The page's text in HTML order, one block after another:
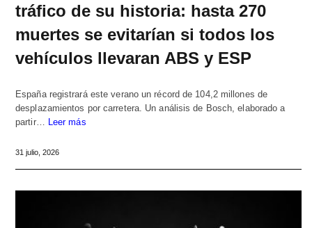
tráfico de su historia: hasta 270
muertes se evitarían si todos los
vehículos llevaran ABS y ESP
España registrará este verano un récord de 104,2 millones de
desplazamientos por carretera. Un análisis de Bosch, elaborado a
partir… Leer más
31 julio, 2026